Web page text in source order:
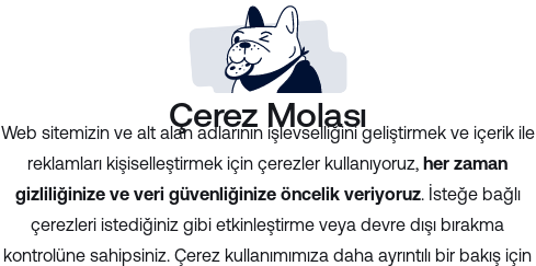
Çerez Molası
Web sitemizin ve alt alan adlarının işlevselliğini geliştirmek ve içerik ile
reklamları kişiselleştirmek için çerezler kullanıyoruz, her zaman
gizliliğinize ve veri güvenliğinize öncelik veriyoruz. İsteğe bağlı
çerezleri istediğiniz gibi etkinleştirme veya devre dışı bırakma
kontrolüne sahipsiniz. Çerez kullanımımıza daha ayrıntılı bir bakış için
50,000+ 20,001-50,000 1,001-20,000
0-1,000